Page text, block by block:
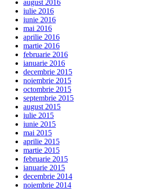
august 2016
iulie 2016
iunie 2016
mai 2016
aprilie 2016
martie 2016
februarie 2016
ianuarie 2016
decembrie 2015
noiembrie 2015
octombrie 2015
septembrie 2015
august 2015
iulie 2015
iunie 2015
mai 2015
aprilie 2015
martie 2015
februarie 2015
ianuarie 2015
decembrie 2014
noiembrie 2014